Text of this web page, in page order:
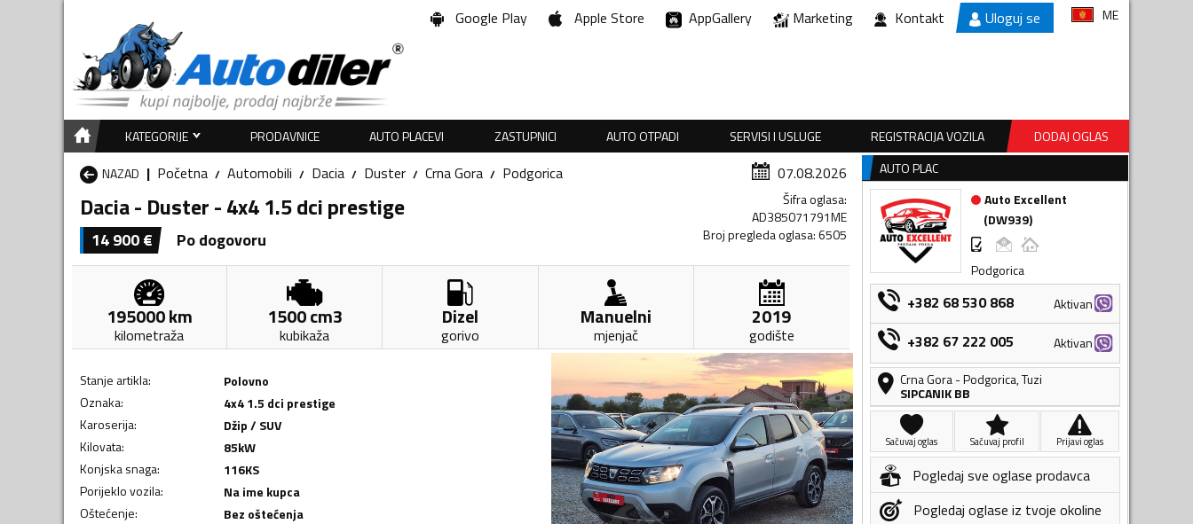
Google Play Apple Store AppGallery Marketing Kontakt Uloguj se ME
KATEGORIJE PRODAVNICE AUTO PLACEVI ZASTUPNICI AUTO OTPADI SERVISI I USLUGE REGISTRACIJA VOZILA
DODAJ OGLAS
NAZAD
Početna Automobili Dacia Duster Crna Gora Podgorica 07.08.2026
Dacia - Duster - 4x4 1.5 dci prestige
14 900€ Po dogovoru
Šifra oglasa:
AD385071791ME
Broj pregleda oglasa:6505
195000km
kilometraža
1500cm3
kubikaža
Dizel
gorivo
Manuelni
mjenjač
2019
godište
Stanje artikla:
Polovno
Oznaka:
4x4 1.5 dci prestige
Karoserija:
Džip / SUV
Kilovata: 85kW
Konjska snaga: 116KS
Porijeklo vozila:
Na ime kupca
Oštećenje:
Bez oštećenja
AUTO PLAC
Auto Excellent
(DW939)
Podgorica
+382 68 530 868 Aktivan
+382 67 222 005
Aktivan
Crna Gora-Podgorica,Tuzi
SIPCANIK BB
Sačuvaj oglas Sačuvaj profil Prijavi oglas
Pogledaj sve oglase prodavca
Pogledaj oglase iz tvoje okoline